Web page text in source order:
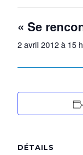
« Se
2 avril 2012 à 15
DÉTAILS